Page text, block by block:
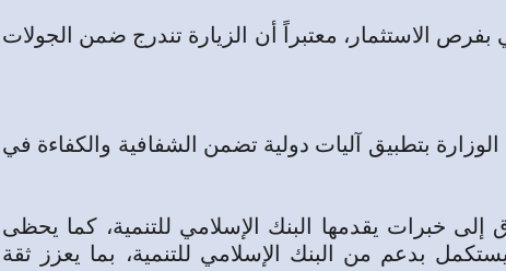
الاستثمار، معتبراً أن الزيارة تندرج ضمن الجولات
بتطبيق آليات دولية تضمن الشفافية والكفاءة في
خبرات يقدمها البنك الإسلامي للتنمية، كما يحظى
بدعم من البنك الإسلامي للتنمية، بما يعزز ثقة